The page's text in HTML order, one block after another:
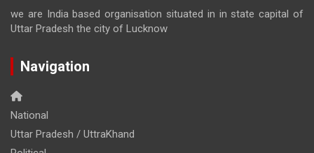
we are India based organisation situated in in state capital of
Uttar Pradesh the city of Lucknow
Navigation
National
Uttar Pradesh / UttraKhand